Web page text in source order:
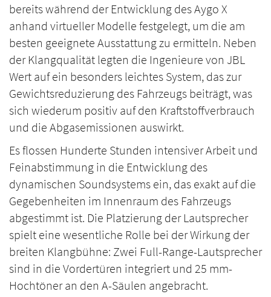
bereits während der Entwicklung des Aygo X
anhand virtueller Modelle festgelegt, um die am
besten geeignete Ausstattung zu ermitteln. Neben
der Klangqualität legten die Ingenieure von JBL
Wert auf ein besonders leichtes System, das zur
Gewichtsreduzierung des Fahrzeugs beiträgt, was
sich wiederum positiv auf den Kraftstoffverbrauch
und die Abgasemissionen auswirkt.
Es flossen Hunderte Stunden intensiver Arbeit und
Feinabstimmung in die Entwicklung des
dynamischen Soundsystems ein, das exakt auf die
Gegebenheiten im Innenraum des Fahrzeugs
abgestimmt ist. Die Platzierung der Lautsprecher
spielt eine wesentliche Rolle bei der Wirkung der
breiten Klangbühne: Zwei Full-Range-Lautsprecher
sind in die Vordertüren integriert und 25 mm-
Hochtöner an den A-Säulen angebracht.